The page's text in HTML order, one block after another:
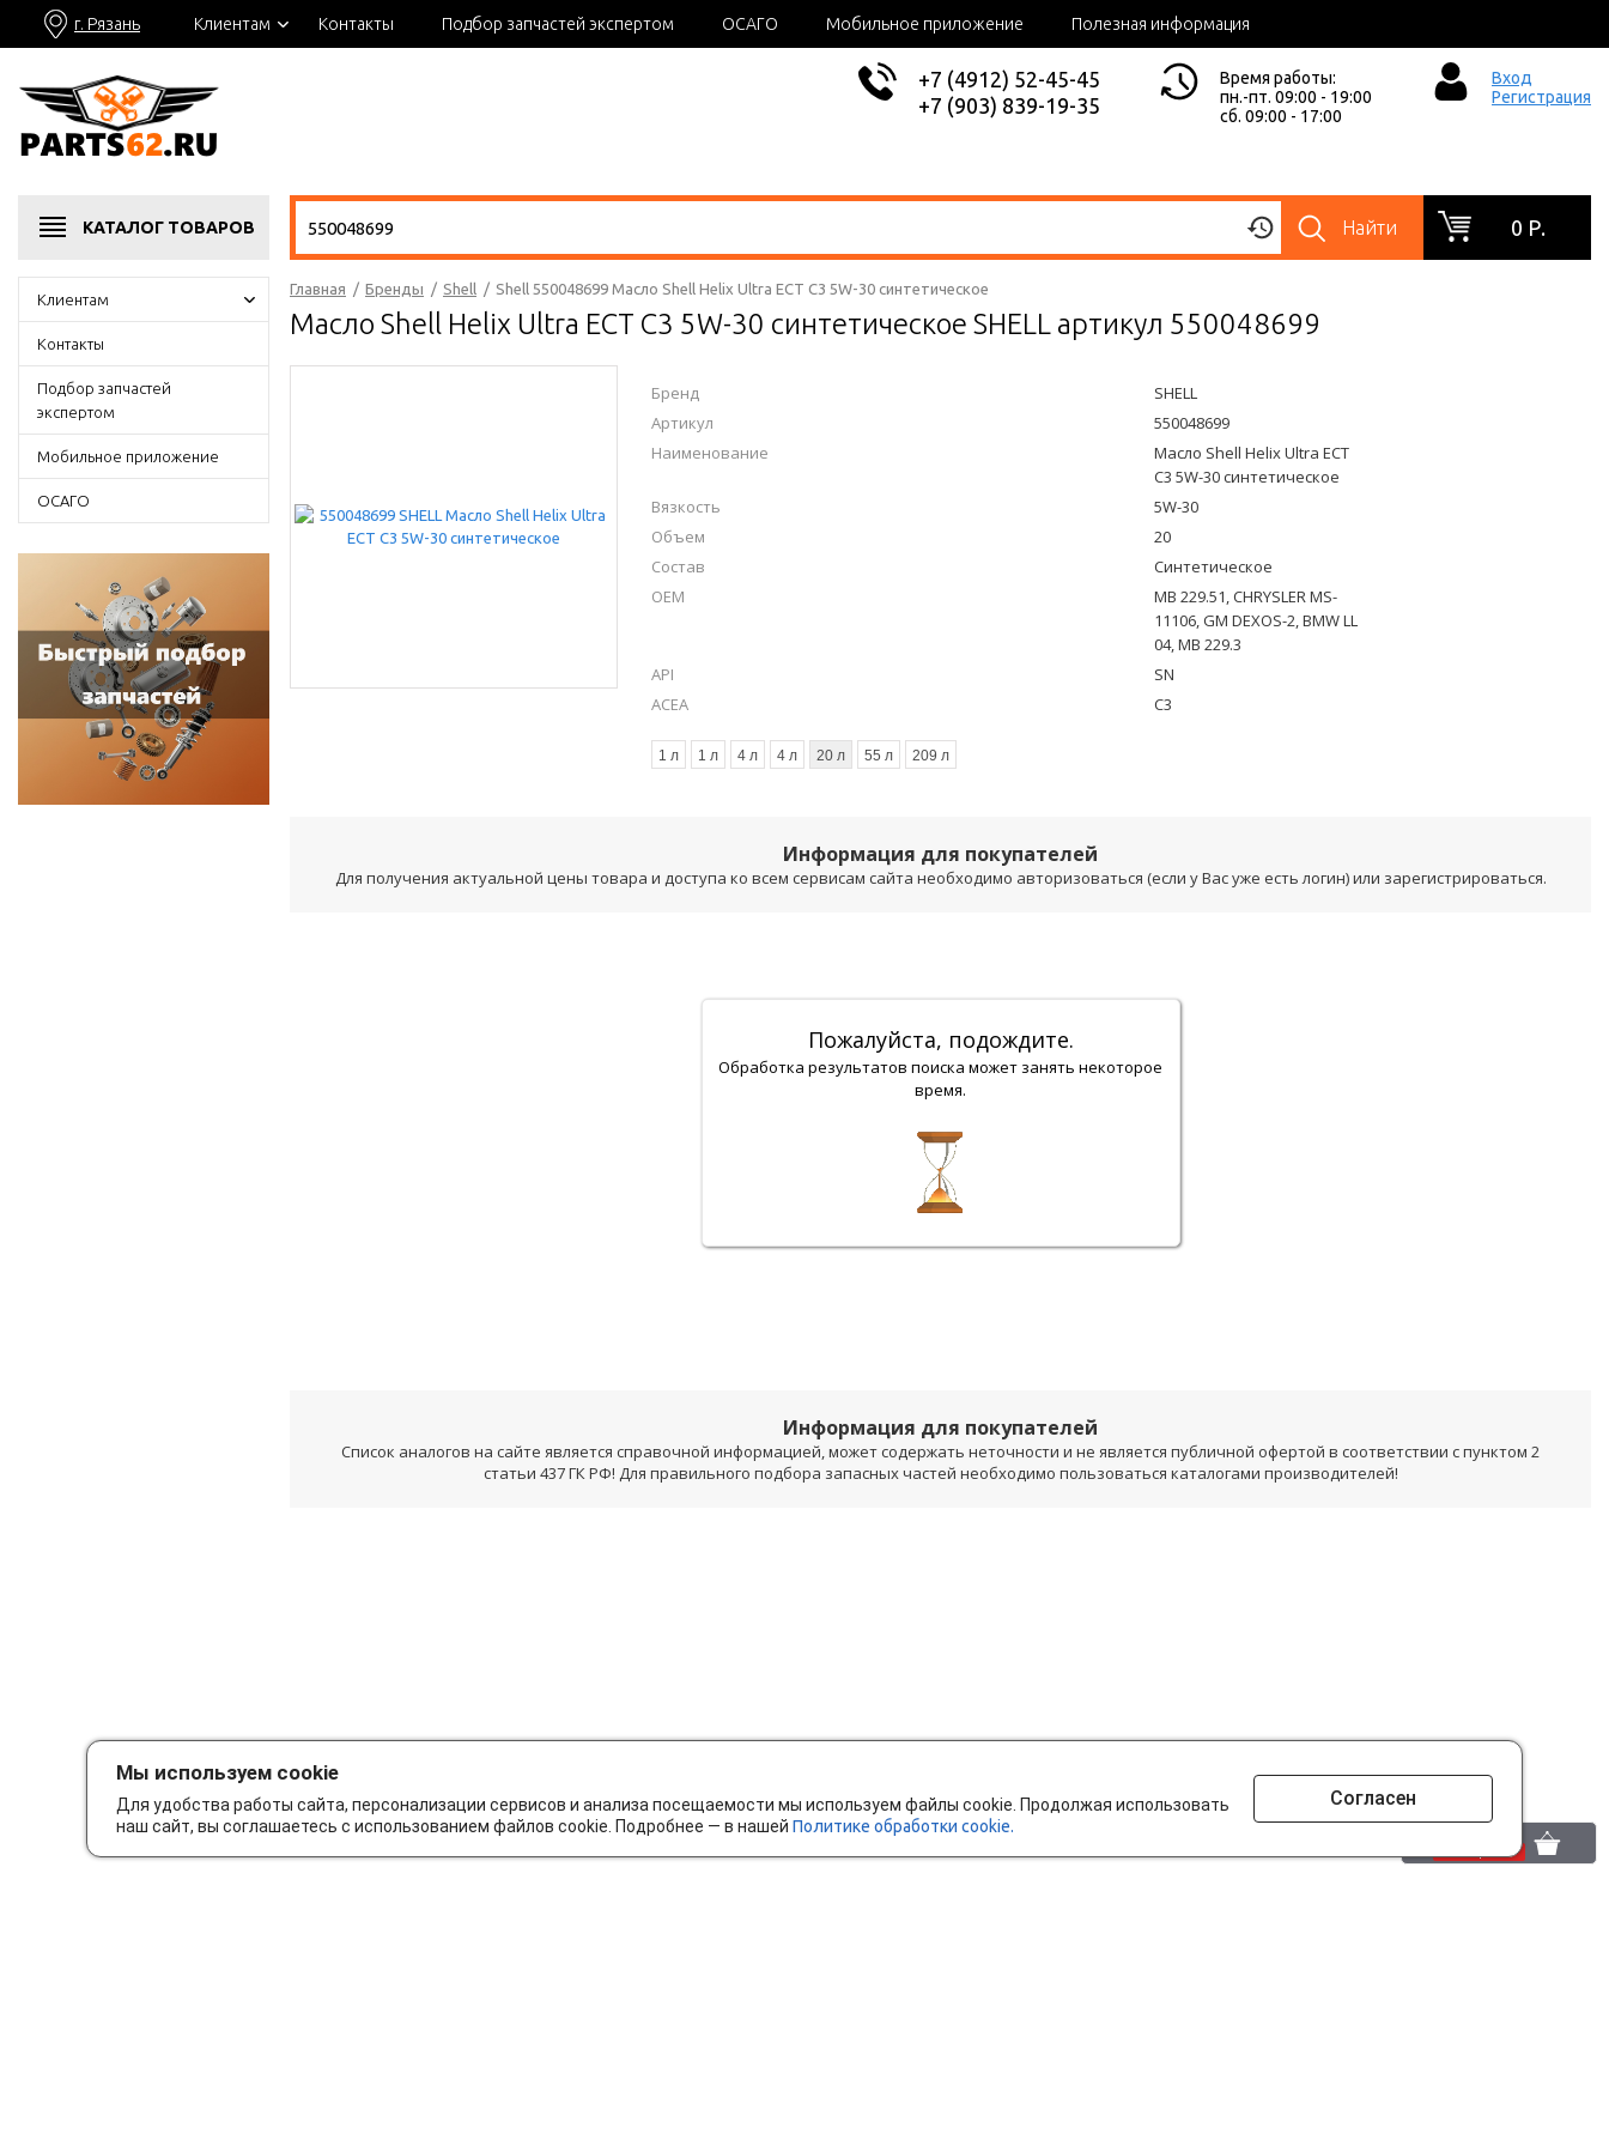
г. Рязань Клиентам Контакты Подбор запчастей экспертом ОСАГО Мобильное приложение Полезная информация
+7 (4912) 52-45-45
+7 (903) 839-19-35
Время работы:
пн.-пт. 09:00 - 19:00
сб. 09:00 - 17:00
Вход
Регистрация
КАТАЛОГ ТОВАРОВ Найти 0 Р.
Клиентам
Контакты
Подбор запчастей
экспертом
Мобильное приложение
ОСАГО
Главная / Бренды / Shell / Shell 550048699 Масло Shell Helix Ultra ECT C3 5W-30 синтетическое
Масло Shell Helix Ultra ECT C3 5W-30 синтетическое SHELL артикул 550048699
Бренд
SHELL
Артикул
550048699
Наименование
Масло Shell Helix Ultra ECT
C3 5W-30 синтетическое
Вязкость
5W-30
Объем
20
Состав
Синтетическое
OEM
MB 229.51, CHRYSLER MS-
11106, GM DEXOS-2, BMW LL
04, MB 229.3
API
SN
ACEA
C3
1 л 1 л 4 л 4 л 20 л 55 л 209 л
Информация для покупателей
Для получения актуальной цены товара и доступа ко всем сервисам сайта необходимо авторизоваться (если у Вас уже есть логин) или зарегистрироваться.
Пожалуйста, подождите.
Обработка результатов поиска может занять некоторое
время.
Информация для покупателей
Список аналогов на сайте является справочной информацией, может содержать неточности и не является публичной офертой в соответствии с пунктом 2
статьи 437 ГК РФ! Для правильного подбора запасных частей необходимо пользоваться каталогами производителей!
Мы используем cookie
Для удобства работы сайта, персонализации сервисов и анализа посещаемости мы используем файлы cookie. Продолжая использовать
наш сайт, вы соглашаетесь с использованием файлов cookie. Подробнее — в нашей Политике обработки cookie.
Согласен